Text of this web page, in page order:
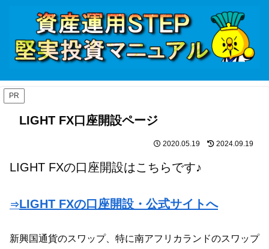
PR
LIGHT FX口座開設ページ
2020.05.19 2024.09.19
LIGHT FXの口座開設はこちらです♪
⇒LIGHT FXの口座開設・公式サイトへ
新興国通貨のスワップ、特に南アフリカランドのスワップ